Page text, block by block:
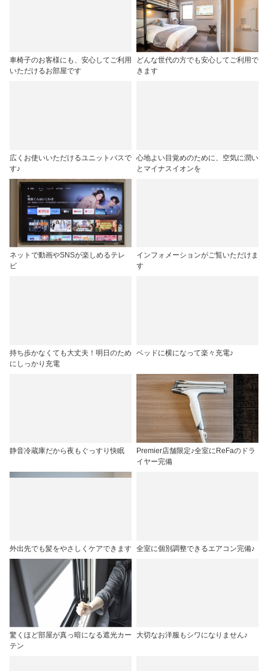
車椅子のお客様にも、安心してご利用
いただけるお部屋です
どんな世代の方でも安心してご利用で
きます
広くお使いいただけるユニットバスで
す♪
心地よい目覚めのために、空気に潤い
とマイナスイオンを
ネットで動画やSNSが楽しめるテレ
ビ
インフォメーションがご覧いただけま
す
持ち歩かなくても大丈夫！明日のため
にしっかり充電
ベッドに横になって楽々充電♪
静音冷蔵庫だから夜もぐっすり快眠
Premier店舗限定♪全室にReFaのドラ
イヤー完備
外出先でも髪をやさしくケアできます 全室に個別調整できるエアコン完備♪
驚くほど部屋が真っ暗になる遮光カー
テン
大切なお洋服もシワになりません♪